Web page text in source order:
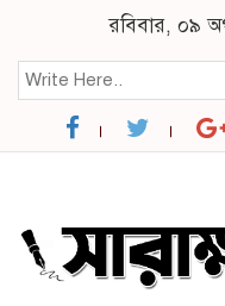
রবিবার, ০৯